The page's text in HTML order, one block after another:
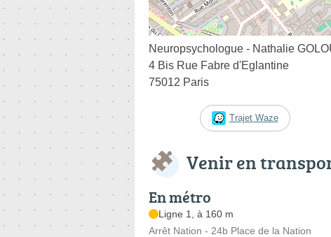
Neuropsychologue - Nathalie
4 Bis Rue Fabre d'Eglantine
75012 Paris
Trajet Waze
Venir en
En métro
Ligne 1, à 160 m
Arrêt Nation - 24b Place de la Nation